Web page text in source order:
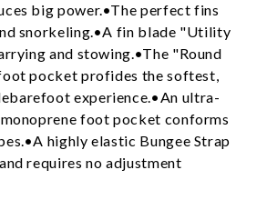
big power.•The perfect fins
snorkeling.•A fin blade "Utility
and stowing.•The "Round
pocket profides the softest,
experience.•An ultra-
foot pocket conforms
highly elastic Bungee Strap
requires no adjustment